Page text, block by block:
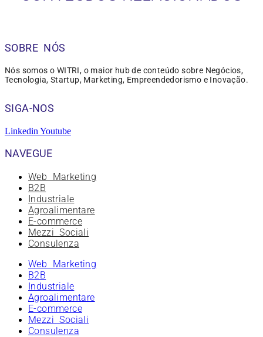
SOBRE NÓS
Nós somos o WITRI, o maior hub de conteúdo sobre Negócios,
Tecnologia, Startup, Marketing, Empreendedorismo e Inovação.
SIGA-NOS
Linkedin Youtube
NAVEGUE
Web Marketing
B2B
Industriale
Agroalimentare
E-commerce
Mezzi Sociali
Consulenza
Web Marketing
B2B
Industriale
Agroalimentare
E-commerce
Mezzi Sociali
Consulenza